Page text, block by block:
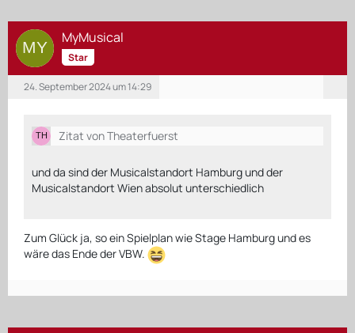
MyMusical
Star
24. September 2024 um 14:29
Zitat von Theaterfuerst
und da sind der Musicalstandort Hamburg und der
Musicalstandort Wien absolut unterschiedlich
Zum Glück ja, so ein Spielplan wie Stage Hamburg und es
wäre das Ende der VBW.